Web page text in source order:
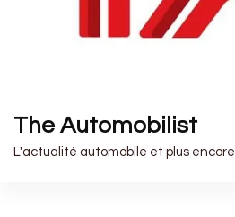
The Automobilist
L'actualité automobile et plus encore